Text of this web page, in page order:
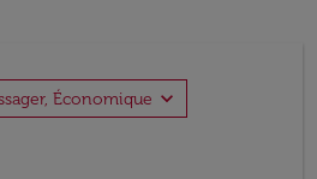
Économique expand_more